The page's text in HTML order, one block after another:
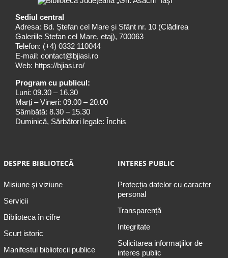
Sediul central
Adresa: Bd. Ștefan cel Mare și Sfânt nr. 10 (Clădirea
Galeriile Ștefan cel Mare, etaj), 700063
Telefon: (+4) 0332 110044
E-mail: contact@bjiasi.ro
Web: https://bjiasi.ro/
Program cu publicul:
Luni: 09.30 – 16.30
Marți – Vineri: 09.00 – 20.00
Sâmbătă: 8.30 – 15.30
Duminică, Sărbători legale: Închis
DESPRE BIBLIOTECĂ
Misiune şi viziune
Servicii
Biblioteca în cifre
Scurt istoric
Manifestul bibliotecii publice
INTERES PUBLIC
Protecția datelor cu caracter
personal
Transparență
Integritate
Solicitarea informaţiilor de
interes public